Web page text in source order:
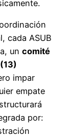
cada ASUB
un comité
impar
empate
por: